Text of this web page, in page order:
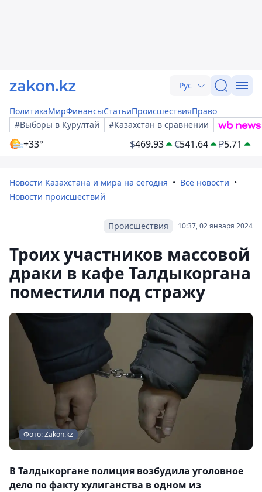
Рус
ПолитикаМирФинансыСтатьиПроисшествияПраво
#Выборы в Курултай
#Казахстан в сравнении
+33° $469.93 €541.64 ₽5.71
Новости Казахстана и мира на сегодня
Все новости
Новости происшествий
10:37, 02 января 2024
Происшествия
Троих участников массовой
драки в кафе Талдыкоргана
поместили под стражу
Фото: Zakon.kz
В Талдыкоргане полиция возбудила уголовное
дело по факту хулиганства в одном из